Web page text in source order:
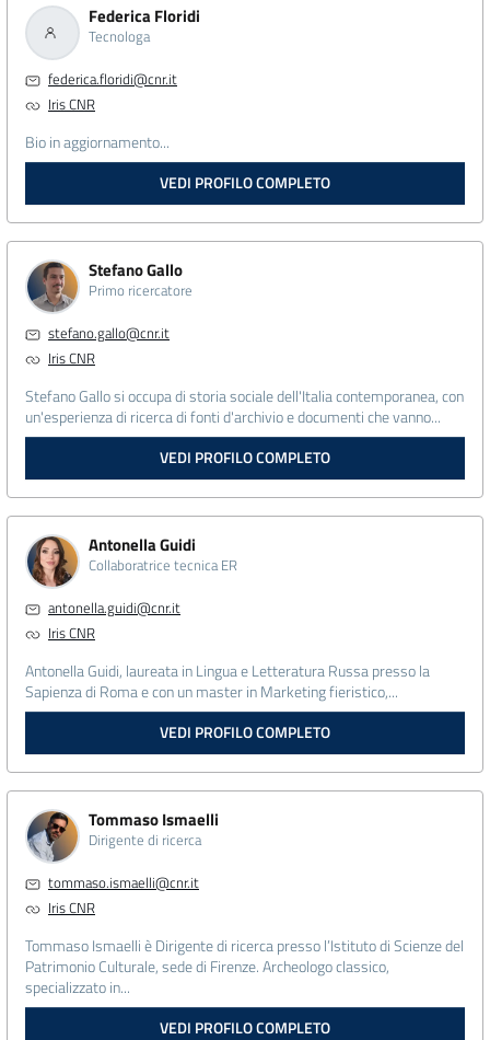
Federica Floridi
Tecnologa
federica.floridi@cnr.it
Iris CNR
Bio in aggiornamento...
VEDI PROFILO COMPLETO
Stefano Gallo
Primo ricercatore
stefano.gallo@cnr.it
Iris CNR
Stefano Gallo si occupa di storia sociale dell'Italia contemporanea, con
un'esperienza di ricerca di fonti d'archivio e documenti che vanno...
VEDI PROFILO COMPLETO
Antonella Guidi
Collaboratrice tecnica ER
antonella.guidi@cnr.it
Iris CNR
Antonella Guidi, laureata in Lingua e Letteratura Russa presso la
Sapienza di Roma e con un master in Marketing fieristico,...
VEDI PROFILO COMPLETO
Tommaso Ismaelli
Dirigente di ricerca
tommaso.ismaelli@cnr.it
Iris CNR
Tommaso Ismaelli è Dirigente di ricerca presso l’Istituto di Scienze del
Patrimonio Culturale, sede di Firenze. Archeologo classico,
specializzato in...
VEDI PROFILO COMPLETO